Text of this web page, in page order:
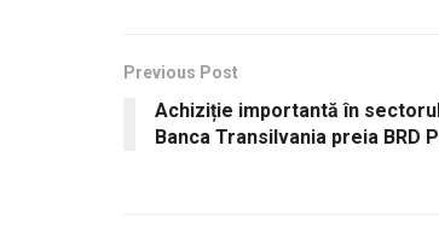
Previous Post
Achiziție importantă în
Banca Transilvania preia BRD